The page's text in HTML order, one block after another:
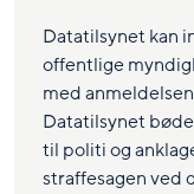
Datatilsynet kan
offentlige
med
Datatilsynet
til politi og
straffesagen ved